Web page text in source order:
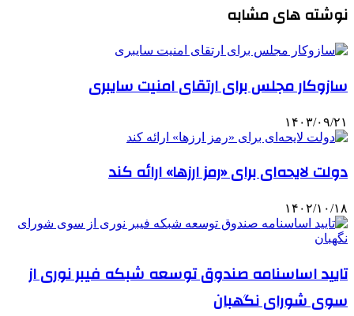
نوشته های مشابه
سازوکار مجلس برای ارتقای امنیت سایبری
۱۴۰۳/۰۹/۲۱
دولت لایحه‌ای برای «رمز ارزها» ارائه کند
۱۴۰۲/۱۰/۱۸
تایید اساسنامه صندوق توسعه شبکه فیبر نوری از
سوی شورای نگهبان